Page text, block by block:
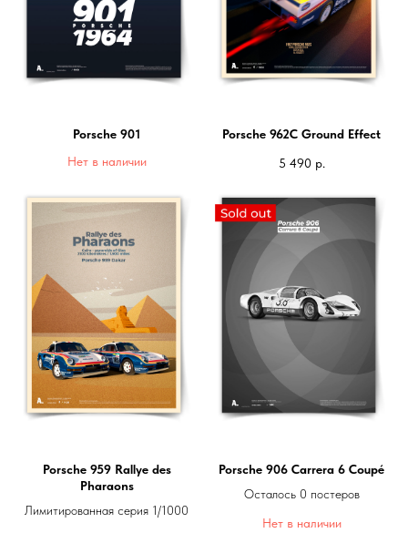
Porsche 901
Нет в наличии
Porsche 962C Ground Effect
5 490 р.
Porsche 959 Rallye des
Pharaons
Лимитированная серия 1/1000
Porsche 906 Carrera 6 Coupé
Осталось 0 постеров
Нет в наличии